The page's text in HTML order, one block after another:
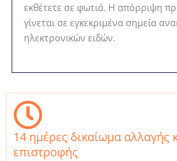
εκθέτετε σε φωτιά. Η απόρριψη
γίνεται σε εγκεκριμένα σημεία
ηλεκτρονικών ειδών.
14 ημέρες δικαίωμα αλλαγής
επιστροφής